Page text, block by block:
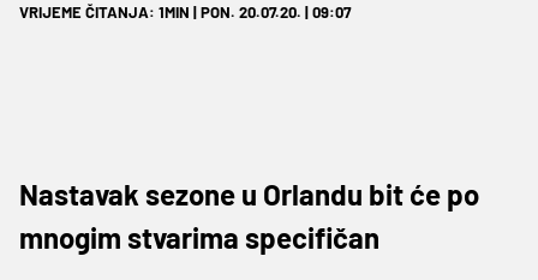
VRIJEME ČITANJA: 1MIN | PON. 20.07.20. | 09:07
Nastavak sezone u Orlandu bit će po
mnogim stvarima specifičan